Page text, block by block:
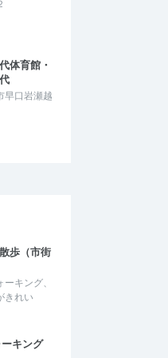
体育館・
早口岩瀬越
歩（市街
キング、
きれい
キング